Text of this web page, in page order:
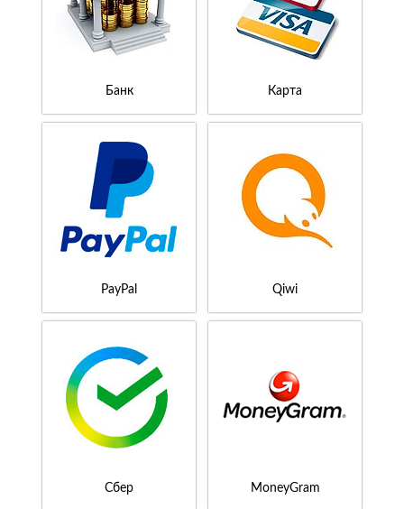
Банк Карта
PayPal Qiwi
Сбер MoneyGram